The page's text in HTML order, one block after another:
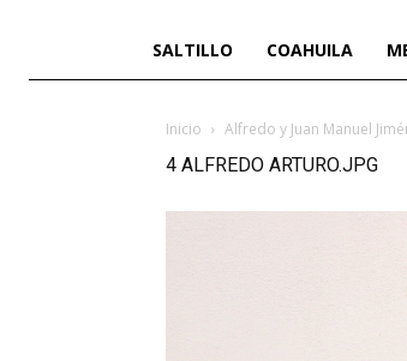
SALTILLO COAHUILA
Inicio Alfredo y Juan Manuel
4 ALFREDO ARTURO.JPG